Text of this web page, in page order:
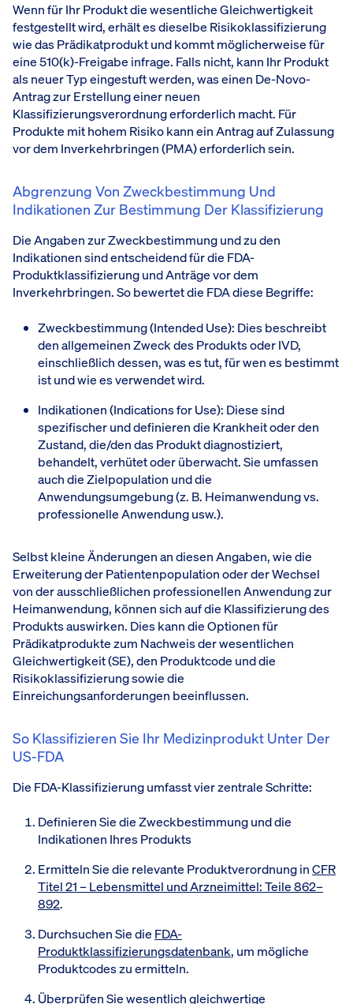
Wenn für Ihr Produkt die wesentliche Gleichwertigkeit
festgestellt wird, erhält es dieselbe Risikoklassifizierung
wie das Prädikatprodukt und kommt möglicherweise für
eine 510(k)-Freigabe infrage. Falls nicht, kann Ihr Produkt
als neuer Typ eingestuft werden, was einen De-Novo-
Antrag zur Erstellung einer neuen
Klassifizierungsverordnung erforderlich macht. Für
Produkte mit hohem Risiko kann ein Antrag auf Zulassung
vor dem Inverkehrbringen (PMA) erforderlich sein.
Abgrenzung Von Zweckbestimmung Und
Indikationen Zur Bestimmung Der Klassifizierung
Die Angaben zur Zweckbestimmung und zu den
Indikationen sind entscheidend für die FDA-
Produktklassifizierung und Anträge vor dem
Inverkehrbringen. So bewertet die FDA diese Begriffe:
Zweckbestimmung (Intended Use): Dies beschreibt
den allgemeinen Zweck des Produkts oder IVD,
einschließlich dessen, was es tut, für wen es bestimmt
ist und wie es verwendet wird.
Indikationen (Indications for Use): Diese sind
spezifischer und definieren die Krankheit oder den
Zustand, die/den das Produkt diagnostiziert,
behandelt, verhütet oder überwacht. Sie umfassen
auch die Zielpopulation und die
Anwendungsumgebung (z. B. Heimanwendung vs.
professionelle Anwendung usw.).
Selbst kleine Änderungen an diesen Angaben, wie die
Erweiterung der Patientenpopulation oder der Wechsel
von der ausschließlichen professionellen Anwendung zur
Heimanwendung, können sich auf die Klassifizierung des
Produkts auswirken. Dies kann die Optionen für
Prädikatprodukte zum Nachweis der wesentlichen
Gleichwertigkeit (SE), den Produktcode und die
Risikoklassifizierung sowie die
Einreichungsanforderungen beeinflussen.
So Klassifizieren Sie Ihr Medizinprodukt Unter Der
US-FDA
Die FDA-Klassifizierung umfasst vier zentrale Schritte:
Definieren Sie die Zweckbestimmung und die
Indikationen Ihres Produkts
Ermitteln Sie die relevante Produktverordnung inCFR
Titel 21 – Lebensmittel und Arzneimittel: Teile 862–
892.
Durchsuchen Sie die FDA-
Produktklassifizierungsdatenbank, um mögliche
Produktcodes zu ermitteln.
Überprüfen Sie wesentlich gleichwertige